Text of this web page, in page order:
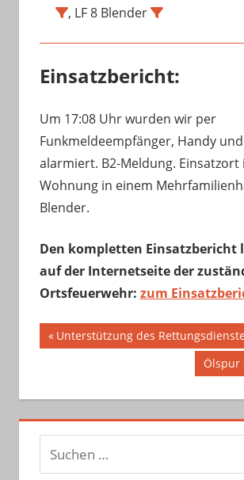
, LF 8 Blender
Einsatzbericht:
Um 17:08 Uhr wurden wir per
Funkmeldeempfänger, Handy
alarmiert. B2-Meldung. Einsatzort
Wohnung in einem
Blender.
Den kompletten Einsatzbericht
auf der Internetseite der
Ortsfeuerwehr: zum
Vorheriger
Beitrag:
Unterstützung des
Beitrag:
Ölspur
Suchen
nach: